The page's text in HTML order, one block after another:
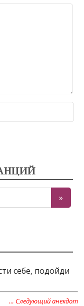
себе, подойди
… Следующий анекдот